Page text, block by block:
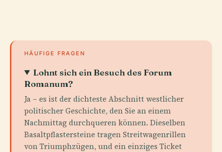
HÄUFIGE FRAGEN
Lohnt sich ein Besuch des Forum
Romanum?
Ja – es ist der dichteste Abschnitt westlicher
politischer Geschichte, den Sie an einem
Nachmittag durchqueren können. Dieselben
Basaltpflastersteine tragen Streitwagenrillen
von Triumphzügen, und ein einziges Ticket